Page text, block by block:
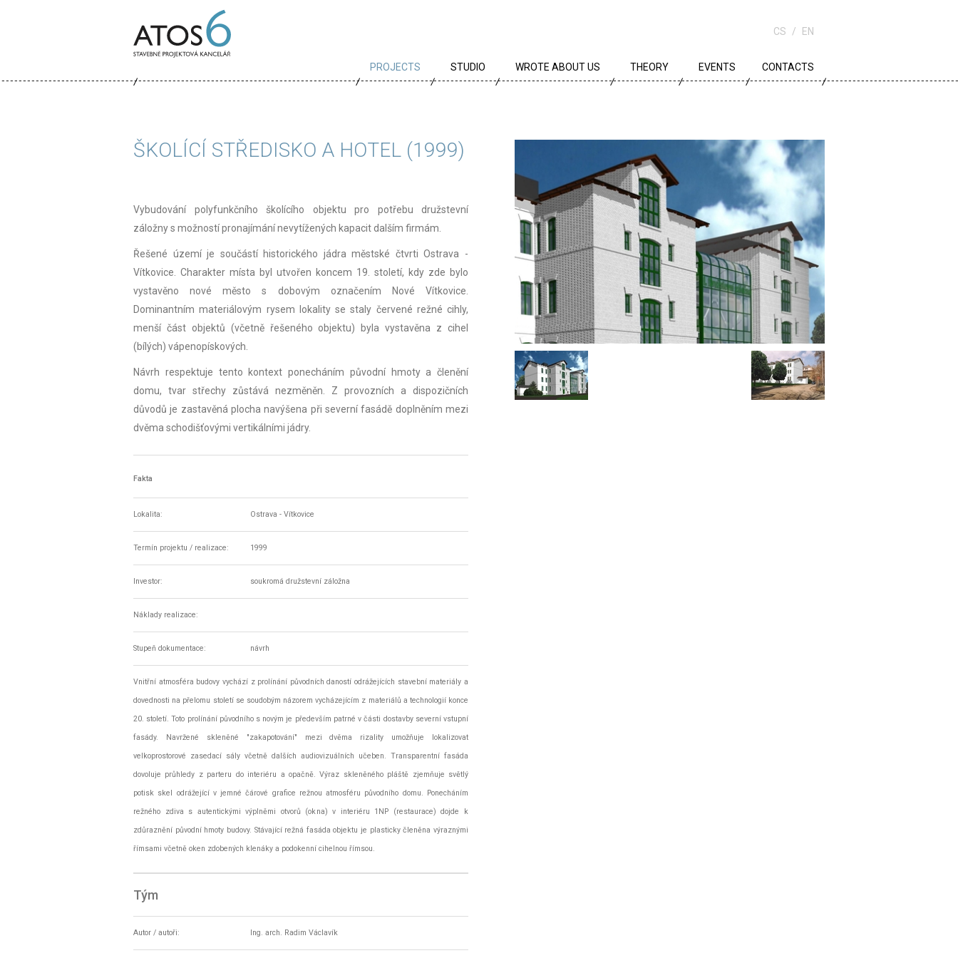
6
CS EN
PROJECTS
ARCHIVE
STUDIO
CREEDS
WROTE ABOUT US THEORY
EDUCATION
EVENTS CONTACTS
ŠKOLÍCÍ STŘEDISKO A HOTEL (1999)
Vybudování polyfunkčního školícího objektu pro potřebu družstevní
záložny s možností pronajímání nevytížených kapacit dalším firmám.
Řešené území je součástí historického jádra městské čtvrti Ostrava -
Vítkovice. Charakter místa byl utvořen koncem 19. století, kdy zde bylo
vystavěno nové město s dobovým označením Nové Vítkovice.
Dominantním materiálovým rysem lokality se staly červené režné cihly,
menší část objektů (včetně řešeného objektu) byla vystavěna z cihel
(bílých) vápenopískových.
Návrh respektuje tento kontext ponecháním původní hmoty a členění
domu, tvar střechy zůstává nezměněn. Z provozních a dispozičních
důvodů je zastavěná plocha navýšena při severní fasádě doplněním mezi
dvěma schodišťovými vertikálními jádry.
Fakta
Lokalita: Ostrava - Vítkovice
Termín projektu / realizace: 1999
Investor: soukromá družstevní záložna
Náklady realizace:
Stupeň dokumentace: návrh
Vnitřní atmosféra budovy vychází z prolínání původních daností odrážejících stavební materiály a
dovednosti na přelomu století se soudobým názorem vycházejícím z materiálů a technologií konce
20. století. Toto prolínání původního s novým je především patrné v části dostavby severní vstupní
fasády. Navržené skleněné "zakapotování" mezi dvěma rizality umožňuje lokalizovat
velkoprostorové zasedací sály včetně dalších audiovizuálních učeben. Transparentní fasáda
dovoluje průhledy z parteru do interiéru a opačně. Výraz skleněného pláště zjemňuje světlý
potisk skel odrážející v jemné čárové grafice režnou atmosféru původního domu. Ponecháním
režného zdiva s autentickými výplněmi otvorů (okna) v interiéru 1NP (restaurace) dojde k
zdůraznění původní hmoty budovy. Stávající režná fasáda objektu je plasticky členěna výraznými
římsami včetně oken zdobených klenáky a podokenní cihelnou římsou.
Tým
Autor / autoři: Ing. arch. Radim Václavík